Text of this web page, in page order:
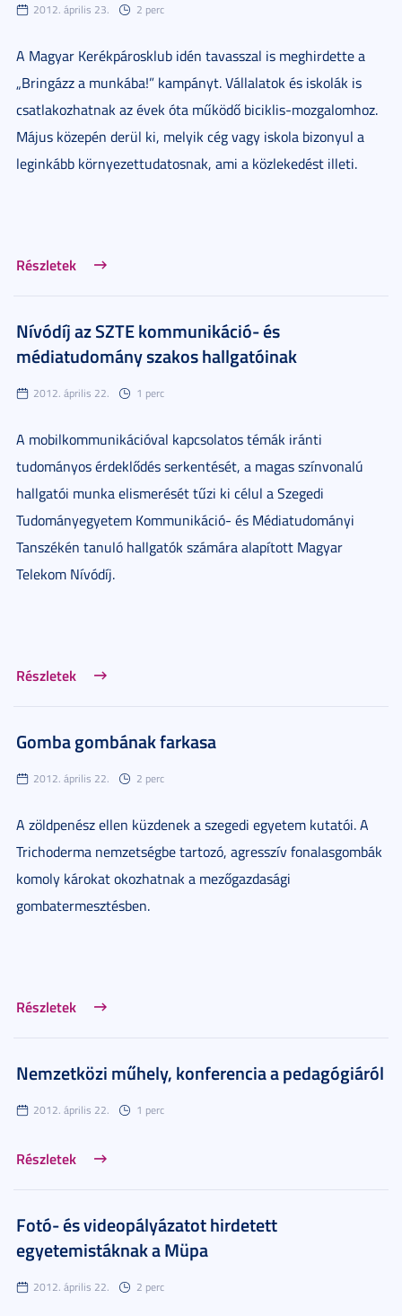
2012. április 23. 2 perc
A Magyar Kerékpárosklub idén tavasszal is meghirdette a
„Bringázz a munkába!” kampányt. Vállalatok és iskolák is
csatlakozhatnak az évek óta működő biciklis-mozgalomhoz.
Május közepén derül ki, melyik cég vagy iskola bizonyul a
leginkább környezettudatosnak, ami a közlekedést illeti.
Részletek
Nívódíj az SZTE kommunikáció- és
médiatudomány szakos hallgatóinak
2012. április 22. 1 perc
A mobilkommunikációval kapcsolatos témák iránti
tudományos érdeklődés serkentését, a magas színvonalú
hallgatói munka elismerését tűzi ki célul a Szegedi
Tudományegyetem Kommunikáció- és Médiatudományi
Tanszékén tanuló hallgatók számára alapított Magyar
Telekom Nívódíj.
Részletek
Gomba gombának farkasa
2012. április 22. 2 perc
A zöldpenész ellen küzdenek a szegedi egyetem kutatói. A
Trichoderma nemzetségbe tartozó, agresszív fonalasgombák
komoly károkat okozhatnak a mezőgazdasági
gombatermesztésben.
Részletek
Nemzetközi műhely, konferencia a pedagógiáról
2012. április 22. 1 perc
Részletek
Fotó- és videopályázatot hirdetett
egyetemistáknak a Müpa
2012. április 22. 2 perc